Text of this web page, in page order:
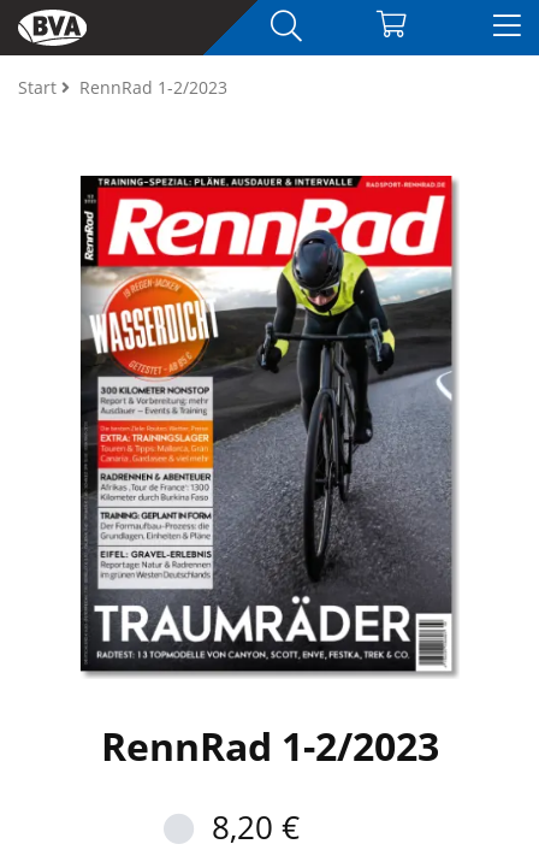
Start RennRad 1-2/2023
RennRad 1-2/2023
8,20 €